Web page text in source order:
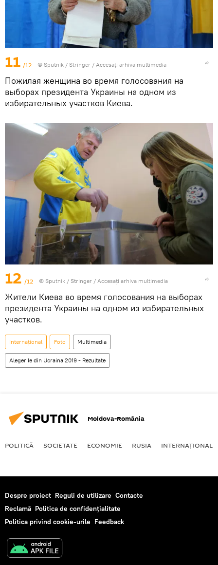
11 /12 © Sputnik / Stringer / Accesați arhiva multimedia
Пожилая женщина во время голосования на
выборах президента Украины на одном из
избирательных участков Киева.
12 /12 © Sputnik / Stringer / Accesați arhiva multimedia
Жители Киева во время голосования на выборах
президента Украины на одном из избирательных
участков.
Internaţional Foto Multimedia
Alegerile din Ucraina 2019 - Rezultate
Moldova-România
POLITICĂ SOCIETATE ECONOMIE RUSIA INTERNAŢIONAL
Despre proiect Reguli de utilizare Contacte
Reclamă Politica de confidențialitate
Politica privind cookie-urile Feedback